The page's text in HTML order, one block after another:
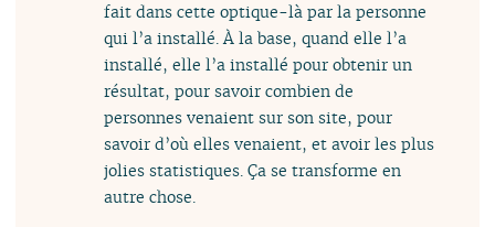
fait dans cette optique-là par la personne
qui l’a installé. À la base, quand elle l’a
installé, elle l’a installé pour obtenir un
résultat, pour savoir combien de
personnes venaient sur son site, pour
savoir d’où elles venaient, et avoir les plus
jolies statistiques. Ça se transforme en
autre chose.